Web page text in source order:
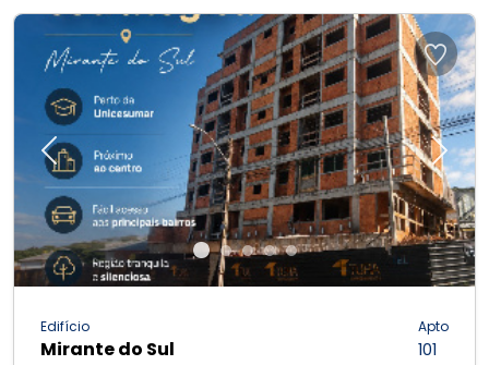
Previous Next
Edifício
Mirante do Sul
Apto
101